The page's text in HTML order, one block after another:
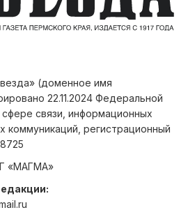
(доменное имя
22.11.2024 Федеральной
связи, информационных
коммуникаций, регистрационный
«МАГМА»